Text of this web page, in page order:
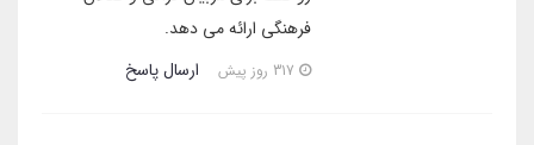
فرهنگی ارائه می دهد.
ارسال پاسخ